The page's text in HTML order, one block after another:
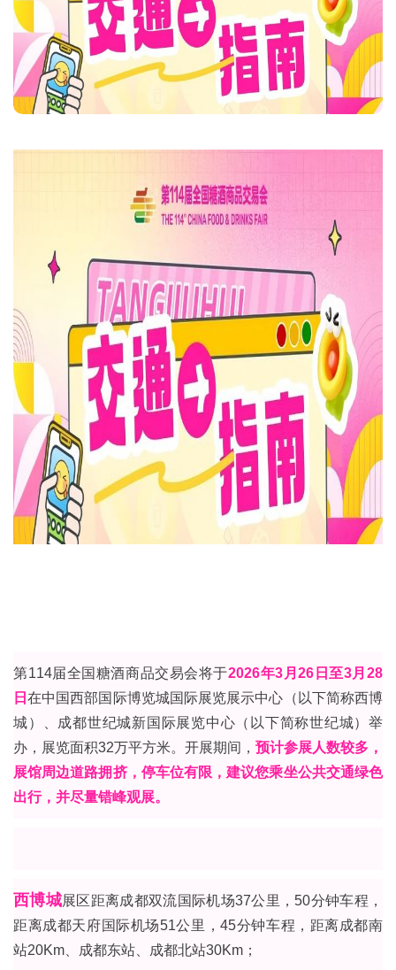
第114届全国 糖酒商品交易会将于2026年3月26日至3月28
日在中国西部国际博览城国际展览展示中心（以下简称西博
城）、成都世纪城新国际展览中心（以下简称世纪城）举
办，展览面积32万平方米。开展期间， 预计参展人数较多，
展馆周边道路拥挤，停车位有限，建议您乘坐公共交通绿色
出行，并尽量错峰观展。
西博城展区距离成都双流国际机场37公里，50分钟车程，
距离成都天府国际机场51公里，45分钟车程，距离成都南
站20Km、成都东站、成都北站30Km；